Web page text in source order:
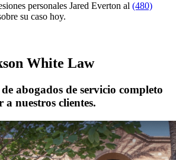
personales Jared Everton al (480)
su caso hoy.
White Law
abogados de servicio completo
a nuestros clientes.